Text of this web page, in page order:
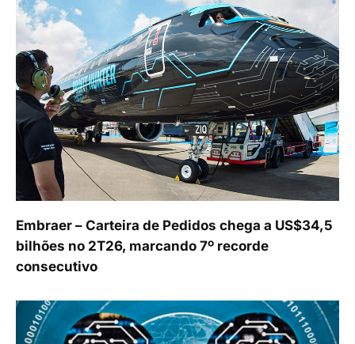
Embraer – Carteira de Pedidos chega a US$34,5
bilhões no 2T26, marcando 7º recorde
consecutivo